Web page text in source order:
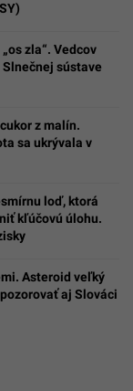
zla“. Vedcov
sústave
z malín.
sa ukrývala v
loď, ktorá
kľúčovú úlohu.
Asteroid veľký
aj Slováci